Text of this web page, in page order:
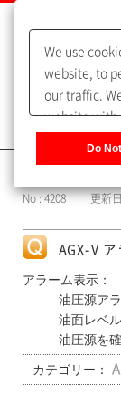
よくある
No : 4208 更新
AGX-V ア
アラーム表示：
油圧源ア
油面レベ
油圧源を
カテゴリー：
We use
website, to
our traffic.
website with
of our
Information]
Do